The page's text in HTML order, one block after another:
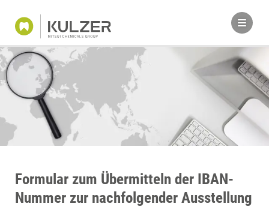
Formular zum Übermitteln der IBAN-
Nummer zur nachfolgender Ausstellung